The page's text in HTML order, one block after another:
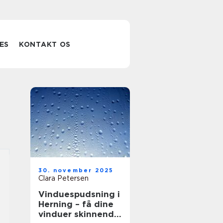
KONTAKT OS
30. november 2025
Clara Petersen
Vinduespudsning i
Herning – få dine
vinduer skinnende